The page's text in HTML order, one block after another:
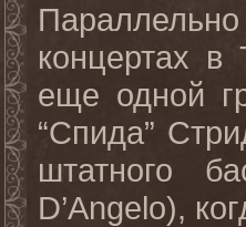
концертах в
еще одной
“Спида”
штатного
D’Angelo),